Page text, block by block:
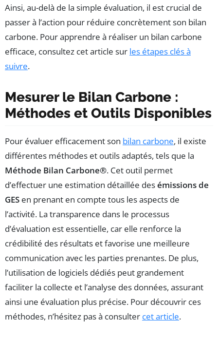
Ainsi, au-delà de la simple évaluation, il est crucial de
passer à l’action pour réduire concrètement son bilan
carbone. Pour apprendre à réaliser un bilan carbone
efficace, consultez cet article sur les étapes clés à
suivre.
Mesurer le Bilan Carbone :
Méthodes et Outils Disponibles
Pour évaluer efficacement son bilan carbone, il existe
différentes méthodes et outils adaptés, tels que la
Méthode Bilan Carbone®. Cet outil permet
d’effectuer une estimation détaillée desémissions de
GES en prenant en compte tous les aspects de
l’activité. La transparence dans le processus
d’évaluation est essentielle, car elle renforce la
crédibilité des résultats et favorise une meilleure
communication avec les parties prenantes. De plus,
l’utilisation de logiciels dédiés peut grandement
faciliter la collecte et l’analyse des données, assurant
ainsi une évaluation plus précise. Pour découvrir ces
méthodes, n’hésitez pas à consulter cet article.